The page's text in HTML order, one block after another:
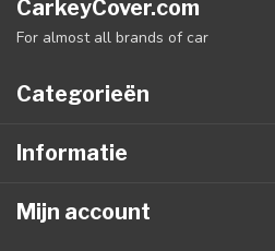
CarkeyCover.com
For almost all brands of car
Categorieën
Informatie
Mijn account